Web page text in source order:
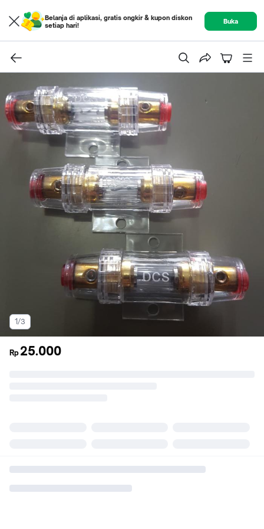
Belanja di aplikasi, gratis ongkir & kupon diskon
setiap hari!
Buka
1/3
Rp 25.000